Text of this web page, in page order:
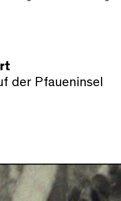
der Pfaueninsel